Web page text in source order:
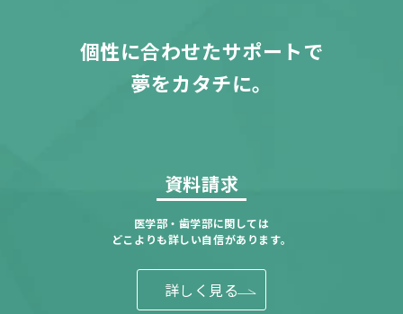
個性に合わせたサポートで
夢をカタチに。
資料請求
医学部・歯学部に関しては
どこよりも詳しい自信があります。
詳しく見る